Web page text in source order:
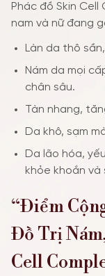
Phác đồ Skin
nam và nữ đang
Làn da thô
Nám da mọi
chân sâu.
Tàn nhang,
Da khô, sạm
Da lão hóa,
khỏe khoắn và
“Điểm
Đồ Trị
Cell